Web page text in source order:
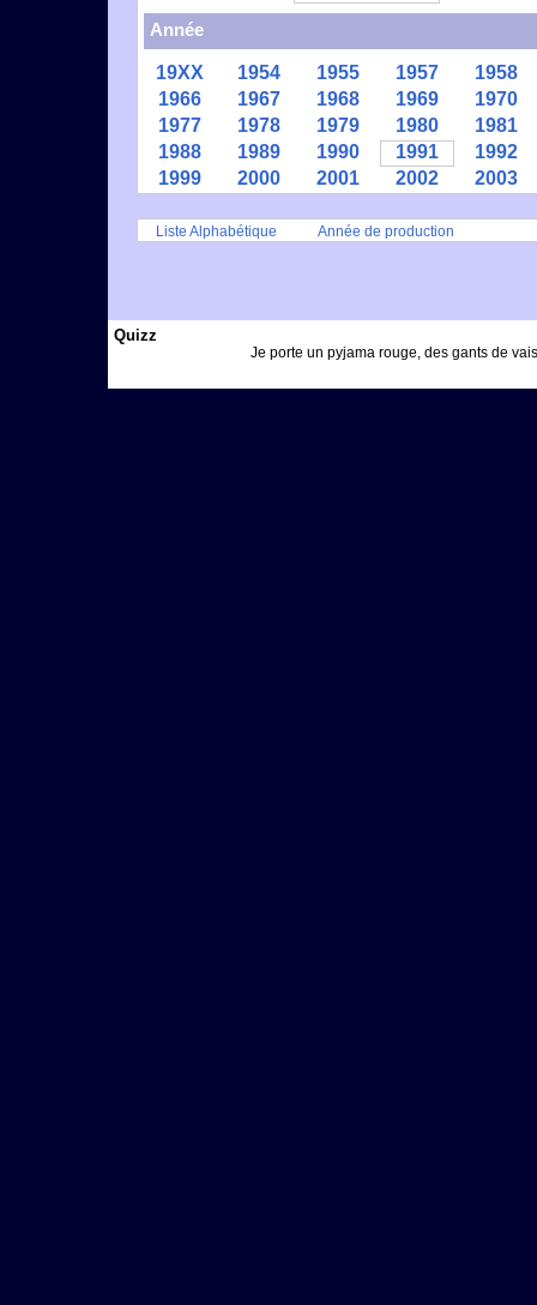
Année
19XX 1954 1955 1957
1958
1966
1967 1968 1969
1970
1977
1978 1979 1980
1981
1988
1989 1990 1991
1992
1999
2000 2001 2002 2003
Liste Alphabétique Année de production
Quizz
Je porte un pyjama rouge, des gants de